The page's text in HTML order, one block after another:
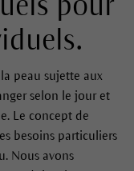
peau sujette aux
selon le jour et
Le concept de
besoins particuliers
Nous avons